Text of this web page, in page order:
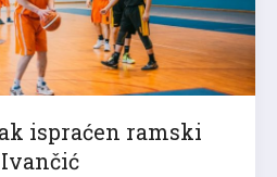
ispraćen ramski